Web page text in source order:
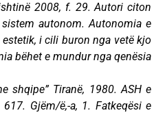
2008, f. 29. Autori citon
autonom. Autonomia e
i cili buron nga vetë kjo
bëhet e mundur nga qenësia
shqipe” Tiranë, 1980. ASH e
Gjëm/ë,-a, 1. Fatkeqësi e